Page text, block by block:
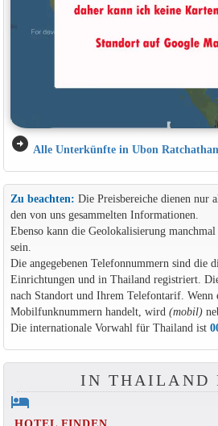
arrow_circle_right Alle Unterkünfte in Ubon
Zu beachten: Die Preisbereiche dienen nur
den von uns gesammelten Informationen.
Ebenso kann die Geolokalisierung
sein.
Die angegebenen Telefonnummern sind die
Einrichtungen und in Thailand registriert.
nach Standort und Ihrem Telefontarif. Wenn
Mobilfunknummern handelt, wird (mobil)
Die internationale Vorwahl für Thailand ist
IN THAILAND
hotel